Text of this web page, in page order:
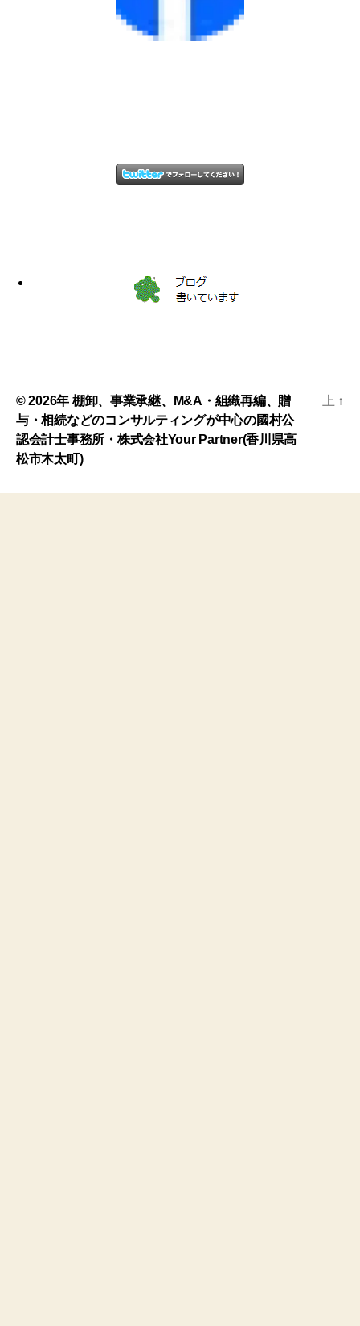
© 2026年 棚卸、事業承継、M&A・組織再編、贈
与・相続などのコンサルティングが中心の國村公
認会計士事務所・株式会社Your Partner(香川県高
松市木太町)
上 ↑